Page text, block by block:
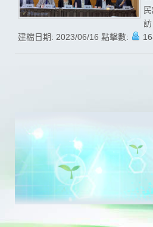
建檔日期: 2023/06/16 點擊數: